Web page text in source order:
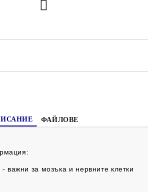
ФАЙЛОВЕ
важни за мозъка и нервните клетки